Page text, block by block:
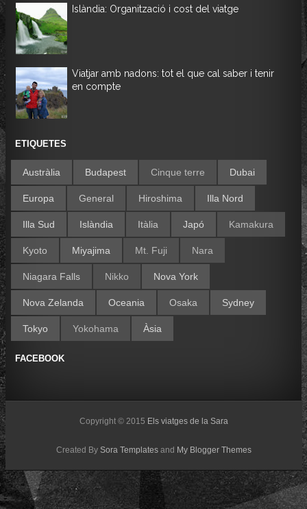
Islàndia: Organització i cost del viatge
Viatjar amb nadons: tot el que cal saber i tenir
en compte
ETIQUETES
Austràlia Budapest Cinque terre Dubai
Europa General Hiroshima Illa Nord
Illa Sud Islàndia Itàlia Japó Kamakura
Kyoto Miyajima Mt. Fuji Nara
Niagara Falls Nikko Nova York
Nova Zelanda Oceania Osaka Sydney
Tokyo Yokohama Àsia
FACEBOOK
Copyright © 2015 Els viatges de la Sara
Created BySora Templates and My Blogger Themes